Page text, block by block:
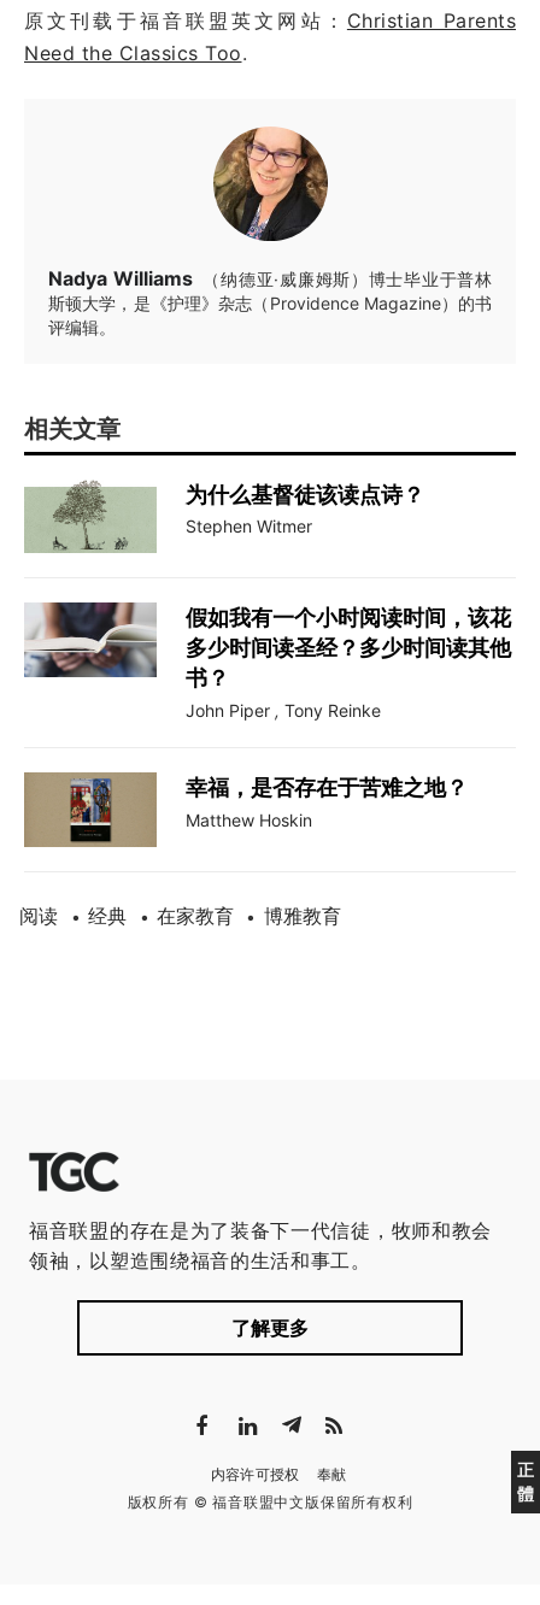
原文刊载于福音联盟英文网站： Christian Parents
Need the Classics Too.
Nadya Williams
（纳德亚·威廉姆斯）博士毕业于普林
斯顿大学，是《护理》杂志（Providence Magazine）的书
评编辑。
相关文章
为什么基督徒该读点诗？
Stephen Witmer
假如我有一个小时阅读时间，该花
多少时间读圣经？多少时间读其他
书？
John Piper , Tony Reinke
幸福，是否存在于苦难之地？
Matthew Hoskin
阅读 • 经典 • 在家教育 • 博雅教育
正
體
福音联盟的存在是为了装备下一代信徒，牧师和教会
领袖，以塑造围绕福音的生活和事工。
了解更多
内容许可授权
奉献
版权所有 © 福音联盟中文版保留所有权利